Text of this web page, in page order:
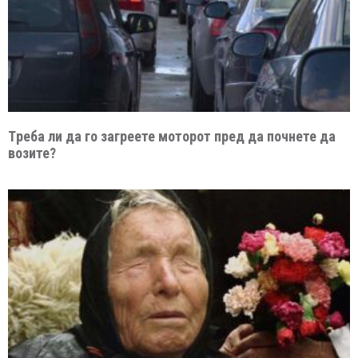
Tреба ли да го загреете моторот пред да почнете да
возите?